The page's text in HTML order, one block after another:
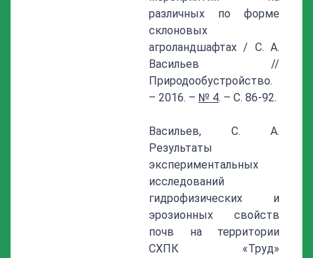
различных по форме
склоновых
агроландшафтах / С. А.
Васильев //
Природообустройство.
– 2016. – № 4. – С. 86-92.
Васильев, С. А.
Результаты
экспериментальных
исследований
гидрофизических и
эрозионных свойств
почв на территории
СХПК «Труд»